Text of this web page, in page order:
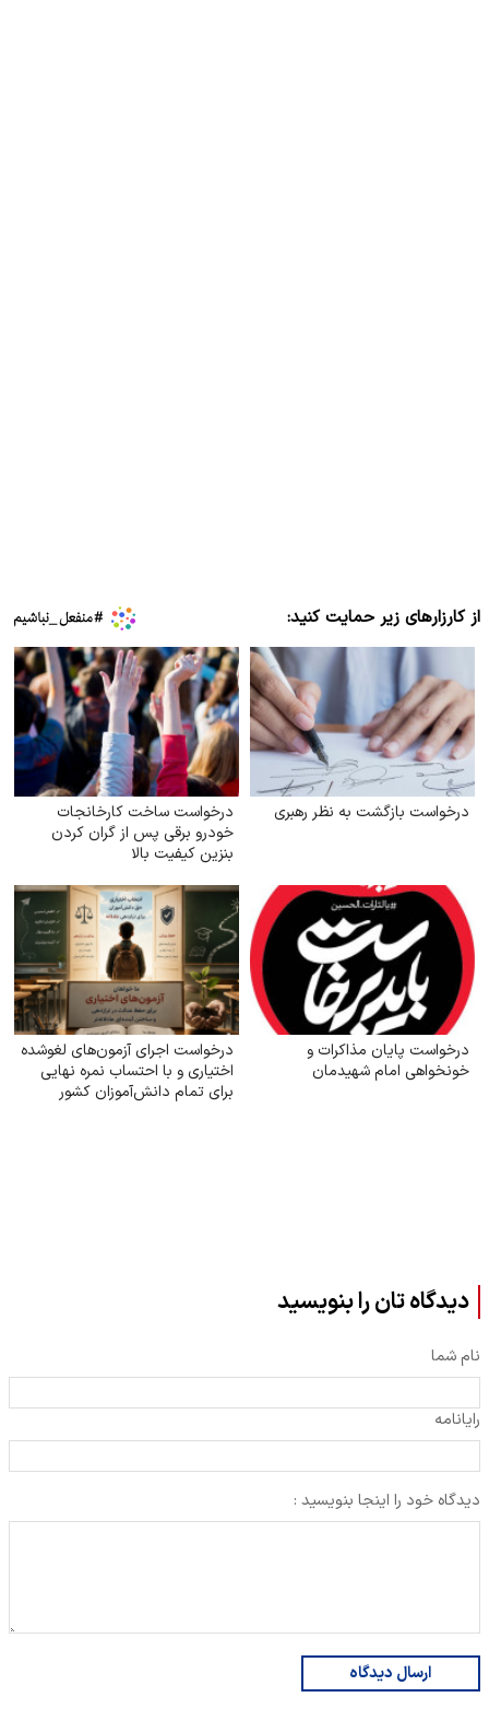
از کارزارهای زیر حمایت کنید:
درخواست بازگشت به نظر رهبری
درخواست ساخت کارخانجات
خودرو برقی پس از گران کردن
بنزین کیفیت بالا
درخواست پایان مذاکرات و
خونخواهی امام شهیدمان
درخواست اجرای آزمون‌های لغوشده
اختیاری و با احتساب نمره نهایی
برای تمام دانش‌آموزان کشور
دیدگاه تان را بنویسید
نام شما
رایانامه
دیدگاه خود را اینجا بنویسید :
ارسال دیدگاه